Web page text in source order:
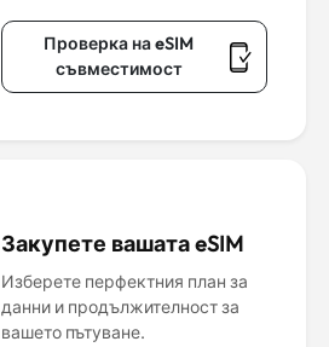
Проверка на eSIM
съвместимост
Закупете вашата eSIM
Изберете перфектния план за
данни и продължителност за
вашето пътуване.